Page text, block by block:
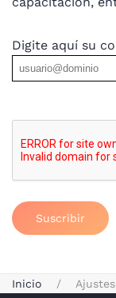
Digite aquí su
Suscribir
Inicio